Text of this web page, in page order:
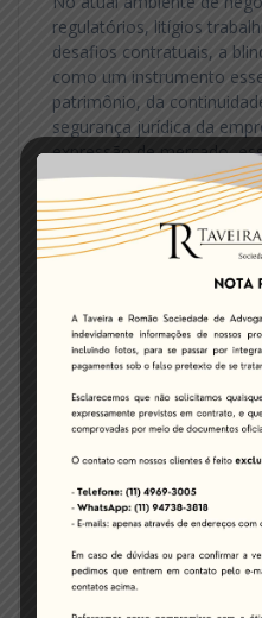
regulatórios, litígios
desafios contratuais, a
como um instrumento
patrimônio, da
segurança jurídica da
expressão de mercado,
conjunto sistemático de
societárias e…
Leia mais
Sócios da
Sociedade de
Láurea de
2025 da OAB
porSite TR emSem categoria
on 9 de outubro de 2025
Os advogados Renato
sócios da Taveira &